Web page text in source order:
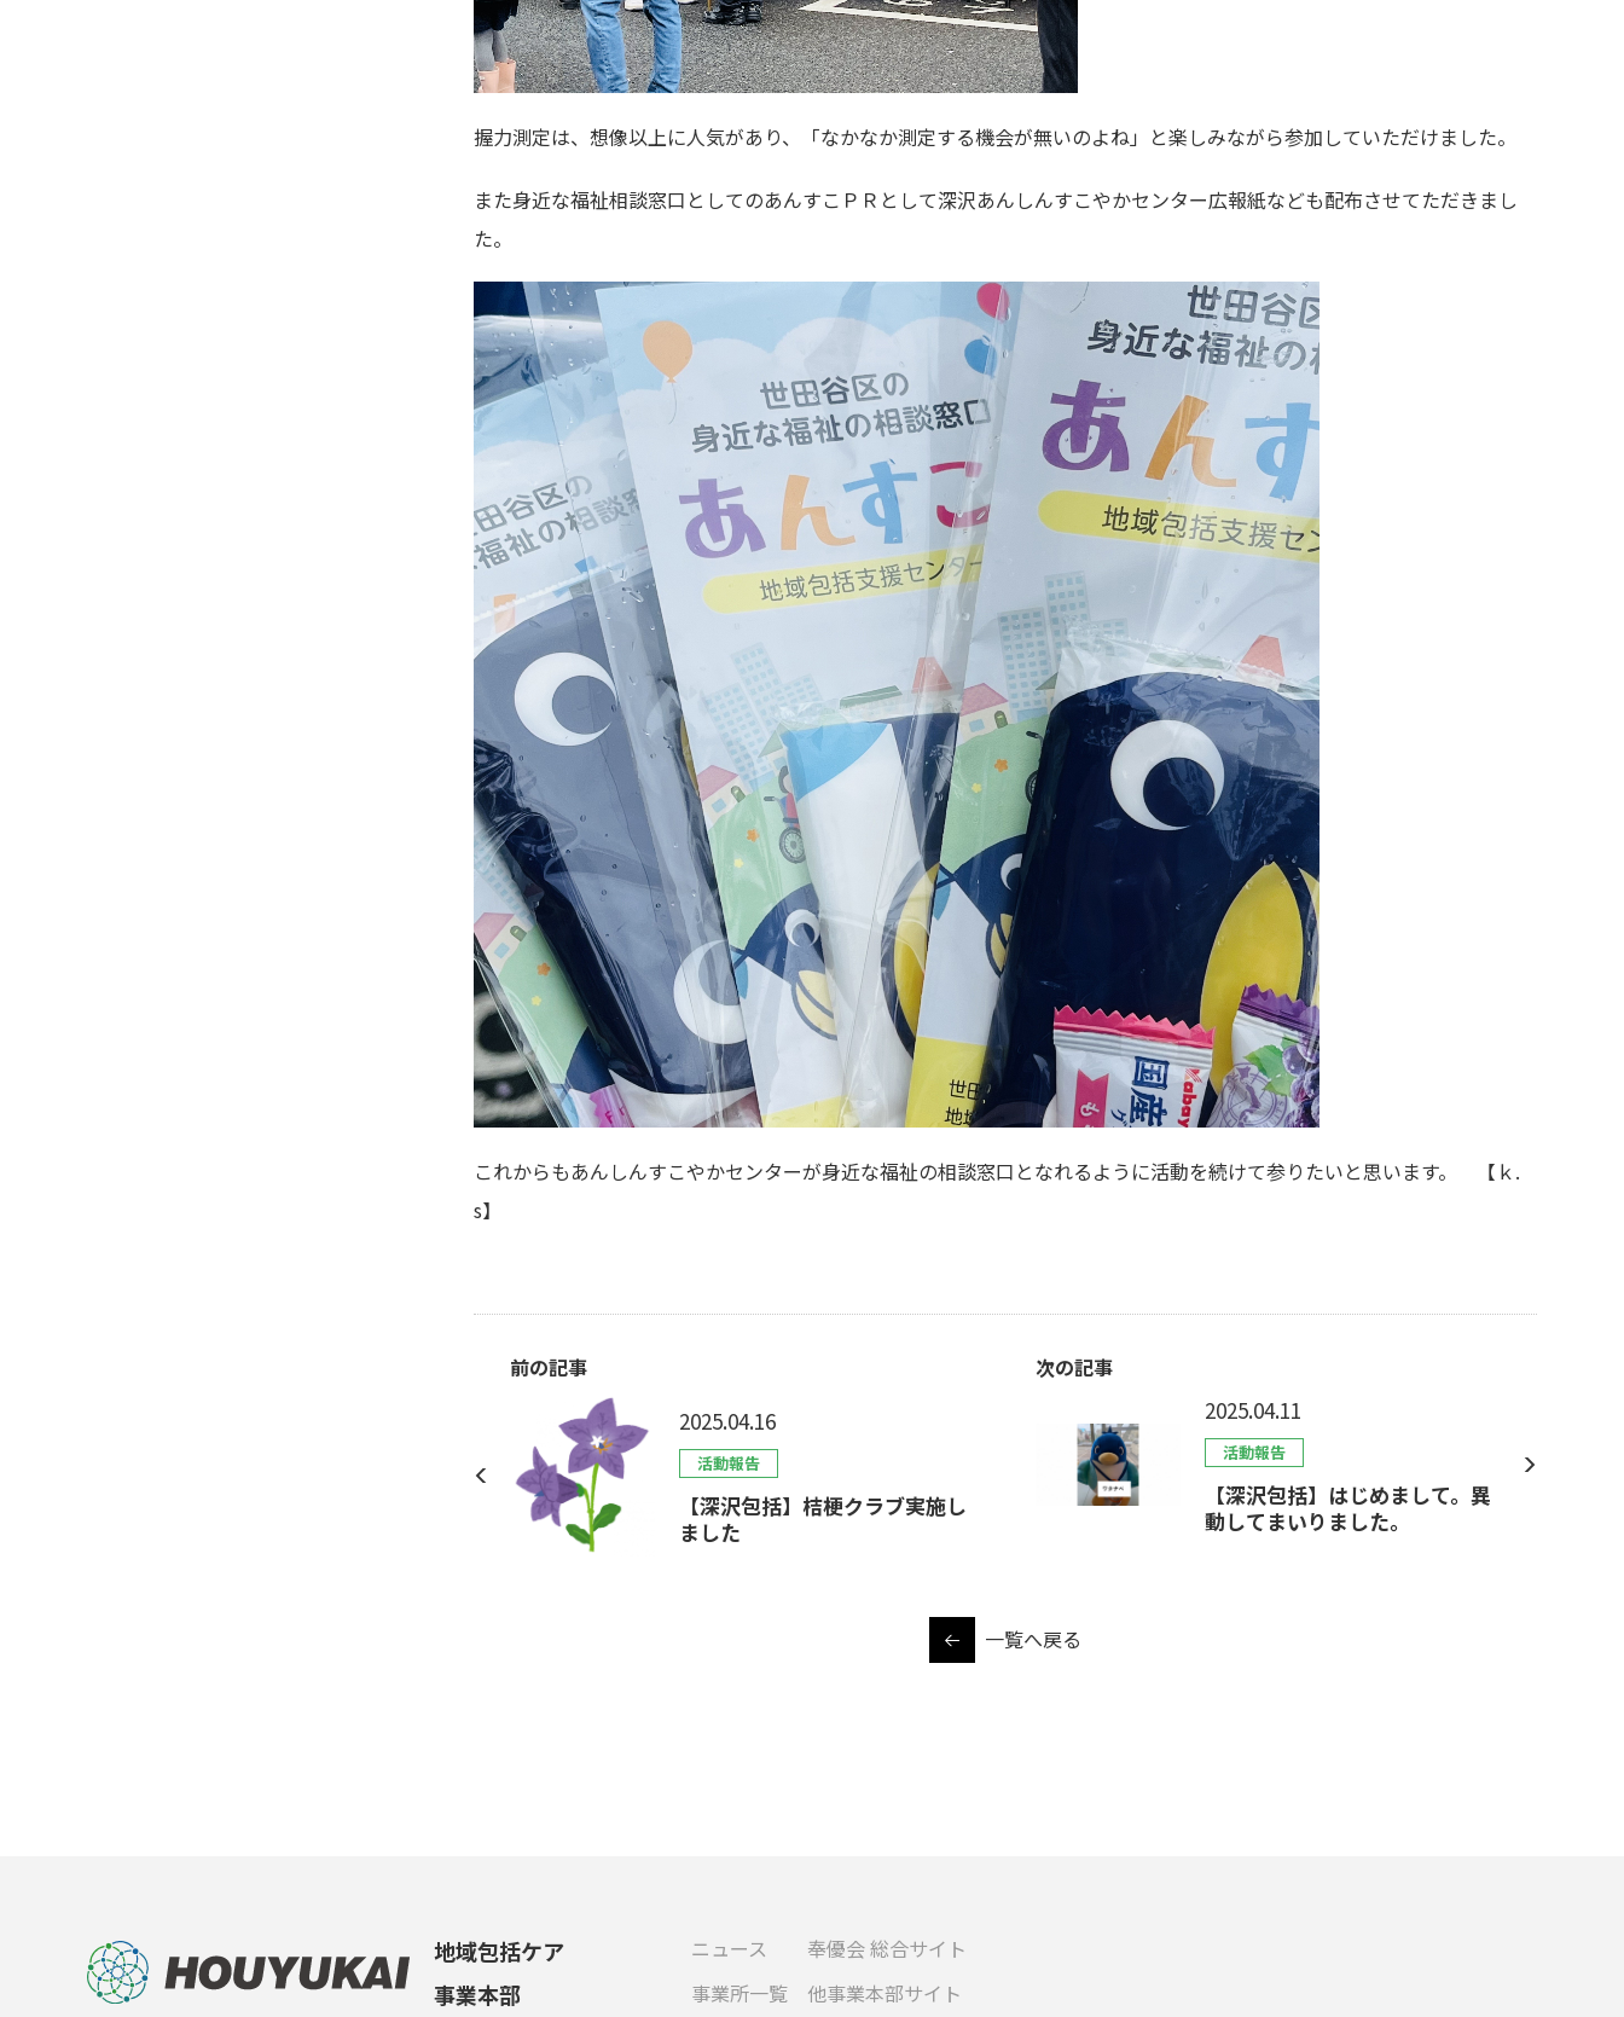
握力測定は、想像以上に人気があり、「なかなか測定する機会が無いのよね」と楽しみながら参加していただけました。
また身近な福祉相談窓口としてのあんすこＰＲとして深沢あんしんすこやかセンター広報紙なども配布させてただきまし
た。
これからもあんしんすこやかセンターが身近な福祉の相談窓口となれるように活動を続けて参りたいと思います。 【ｋ.
s】
前の記事
2025.04.16
活動報告
【深沢包括】桔梗クラブ実施し
ました
次の記事
2025.04.11
活動報告
【深沢包括】はじめまして。異
動してまいりました。
一覧へ戻る
地域包括ケア
事業本部
ニュース
事業所一覧
奉優会 総合サイト
他事業本部サイト